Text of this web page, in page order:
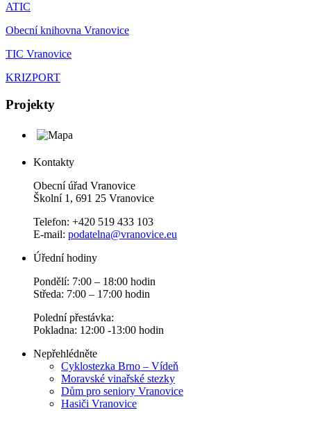
ATIC
Obecní knihovna Vranovice
TIC Vranovice
KRIZPORT
Projekty
Kontakty
Obecní úřad Vranovice
Školní 1, 691 25 Vranovice
Telefon: +420 519 433 103
E-mail: podatelna@vranovice.eu
Úřední hodiny
Pondělí: 7:00 – 18:00 hodin
Středa: 7:00 – 17:00 hodin
Polední přestávka:
Pokladna: 12:00 -13:00 hodin
Nepřehlédněte
Cyklostezka Brno – Vídeň
Moravské vinařské stezky
Dům pro seniory Vranovice
Hasiči Vranovice